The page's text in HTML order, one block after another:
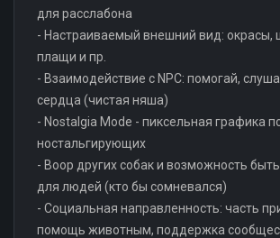
для расслабона
- Настраиваемый внешний вид: окрасы,
плащи и пр.
- Взаимодействие с NPC: помогай,
сердца (чистая няша)
- Nostalgia Mode - пиксельная графика
ностальгирующих
- Boop других собак и возможность
для людей (кто бы сомневался)
- Социальная направленность: часть
помощь животным, поддержка